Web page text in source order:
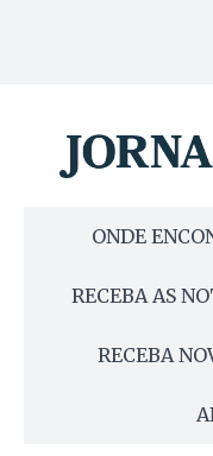
ONDE
RECEBA AS
RECEBA